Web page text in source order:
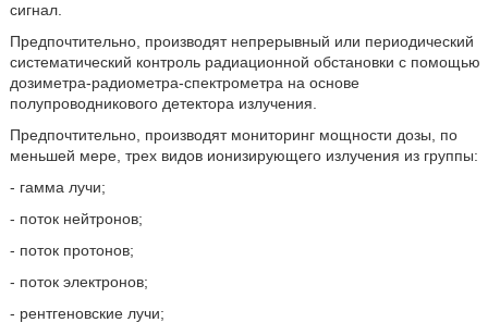
сигнал.
Предпочтительно, производят непрерывный или периодический
систематический контроль радиационной обстановки с помощью
дозиметра-радиометра-спектрометра на основе
полупроводникового детектора излучения.
Предпочтительно, производят мониторинг мощности дозы, по
меньшей мере, трех видов ионизирующего излучения из группы:
- гамма лучи;
- поток нейтронов;
- поток протонов;
- поток электронов;
- рентгеновские лучи;